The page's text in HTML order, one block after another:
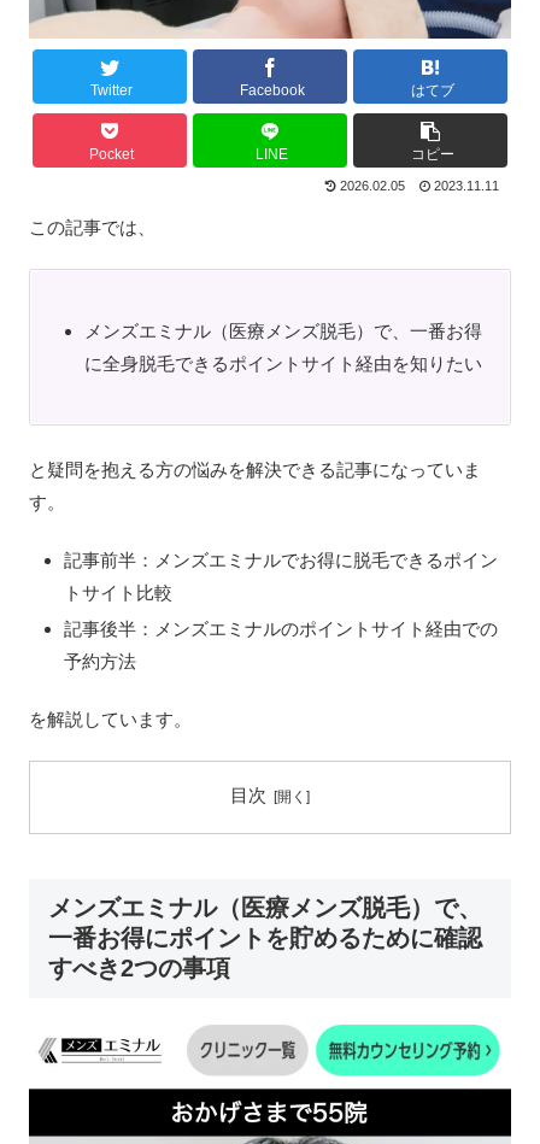
Twitter Facebook はてブ
Pocket LINE コピー
2026.02.05 2023.11.11
この記事では、
メンズエミナル（医療メンズ脱毛）で、一番お得
に全身脱毛できるポイントサイト経由を知りたい
と疑問を抱える方の悩みを解決できる記事になっていま
す。
記事前半：メンズエミナルでお得に脱毛できるポイン
トサイト比較
記事後半：メンズエミナルのポイントサイト経由での
予約方法
を解説しています。
目次
メンズエミナル（医療メンズ脱毛）で、
一番お得にポイントを貯めるために確認
すべき2つの事項